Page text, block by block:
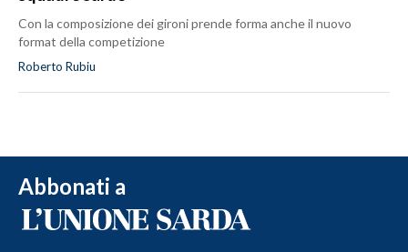
Con la composizione dei gironi prende forma anche il nuovo
format della competizione
Roberto Rubiu
Abbonati a